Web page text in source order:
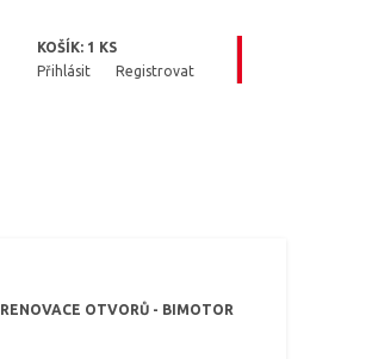
KOŠÍK: 1 KS
Přihlásit
Registrovat
RENOVACE OTVORŮ - BIMOTOR